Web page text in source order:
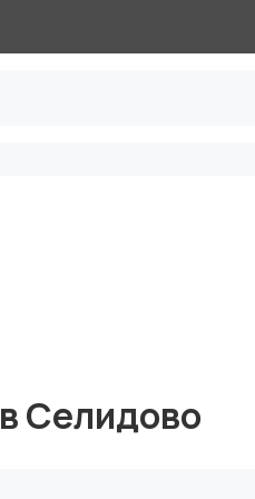
Селидово